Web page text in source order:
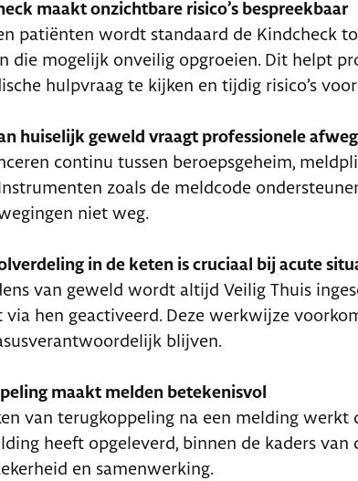
maakt onzichtbare risico’s bespreekbaar
patiënten wordt standaard de Kindcheck
die mogelijk onveilig opgroeien. Dit helpt
hulpvraag te kijken en tijdig risico’s
huiselijk geweld vraagt professionele
continu tussen beroepsgeheim,
zoals de meldcode
niet weg.
in de keten is cruciaal bij acute
van geweld wordt altijd Veilig Thuis
via hen geactiveerd. Deze werkwijze
blijven.
maakt melden betekenisvol
van terugkoppeling na een melding werkt
heeft opgeleverd, binnen de kaders van
en samenwerking.